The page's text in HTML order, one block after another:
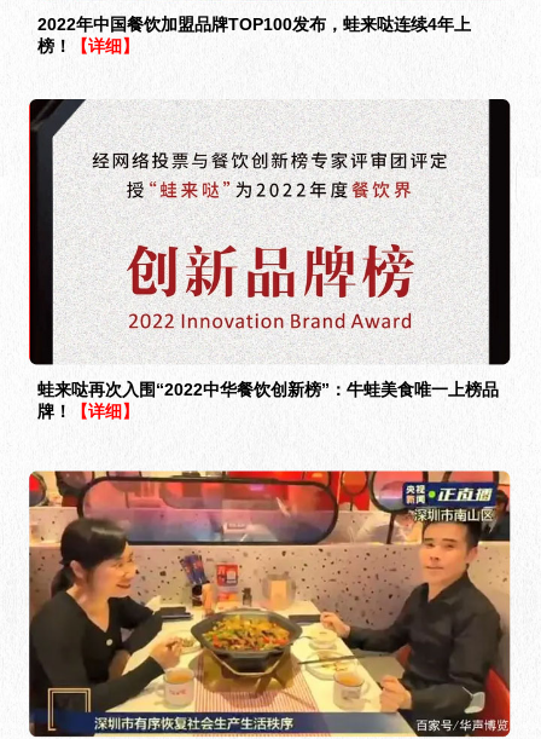
2022年中国餐饮加盟品牌TOP100发布，蛙来哒连续4年上
榜！
【详细】
蛙来哒再次入围“2022中华餐饮创新榜”：牛蛙美食唯一上榜品
牌！
【详细】